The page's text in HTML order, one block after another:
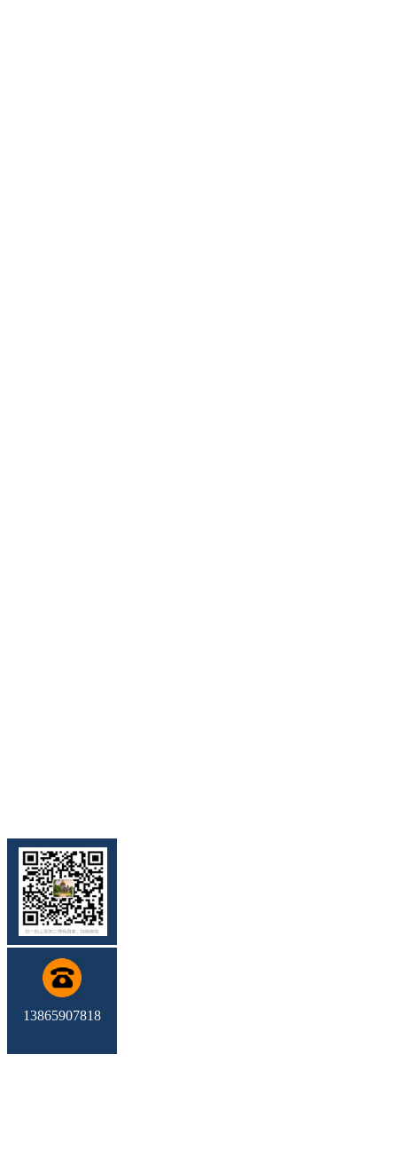
13865907818